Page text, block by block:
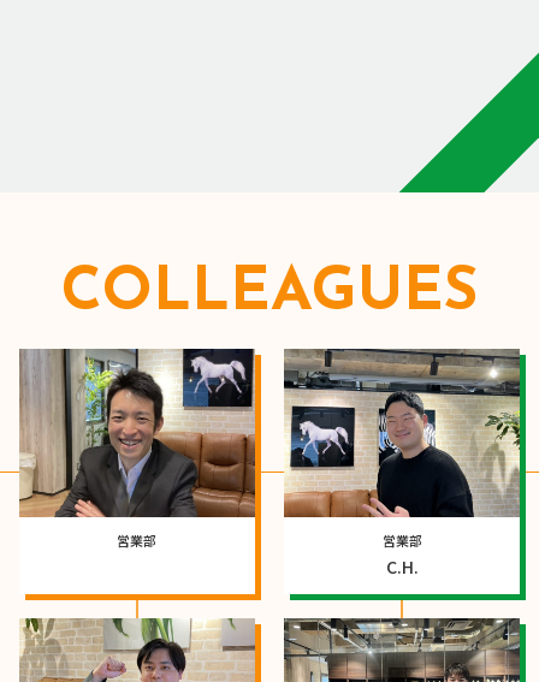
COLLEAGUES
営業部 営業部
C.H.